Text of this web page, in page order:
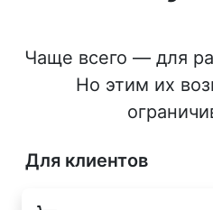
Чаще всего — для
Но этим их
Для клиентов